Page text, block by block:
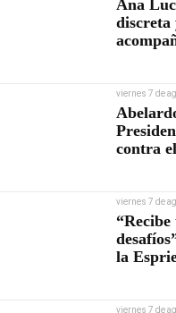
Ana
discreta
viernes 7 de
contra
viernes 7 de
la
viernes 7 de